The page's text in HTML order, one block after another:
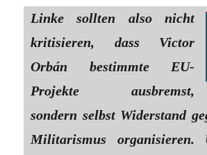
Linke sollten also nicht
kritisieren, dass Victor
Orbán bestimmte EU-
Projekte ausbremst,
sondern selbst Widerstand
Militarismus organisieren.